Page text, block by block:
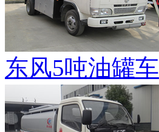
东风5吨油罐车